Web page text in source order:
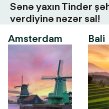
Sənə yaxın Tinder
verdiyinə nəzər sal!
Amsterdam
Bali